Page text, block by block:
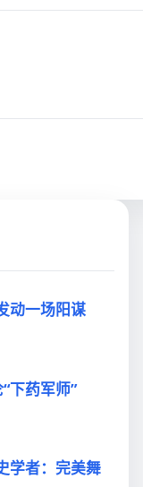
动一场阳谋
下药军师”
学者：完美舞